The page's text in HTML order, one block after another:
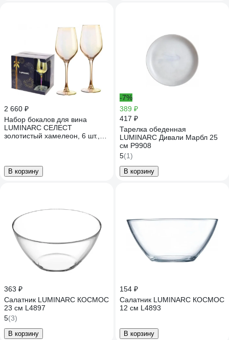
2 660 ₽
Набор бокалов для вина
LUMINARC СЕЛЕСТ
золотистый хамелеон, 6 шт.,
В корзину
-7%
389 ₽
417 ₽
Тарелка обеденная
LUMINARC Дивали Марбл 25
см P9908
5(1)
В корзину
363 ₽
Салатник LUMINARC КОСМОС
23 см L4897
5(3)
В корзину
154 ₽
Салатник LUMINARC КОСМОС
12 см L4893
В корзину